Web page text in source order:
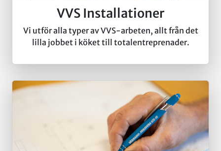
VVS Installationer
Vi utför alla typer av VVS-arbeten, allt från det
lilla jobbet i köket till totalentreprenader.